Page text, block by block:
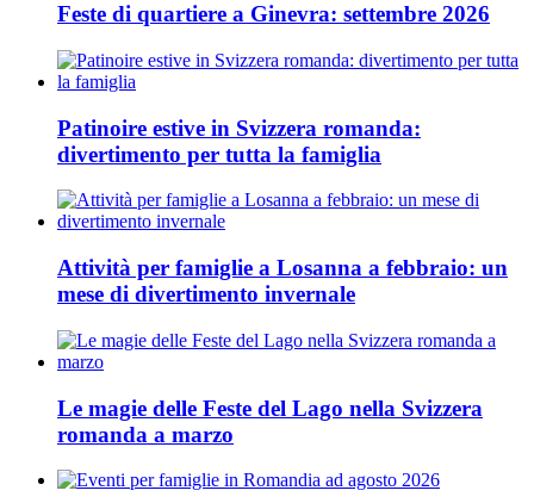
Feste di quartiere a Ginevra: settembre 2026
Patinoire estive in Svizzera romanda:
divertimento per tutta la famiglia
Attività per famiglie a Losanna a febbraio: un
mese di divertimento invernale
Le magie delle Feste del Lago nella Svizzera
romanda a marzo